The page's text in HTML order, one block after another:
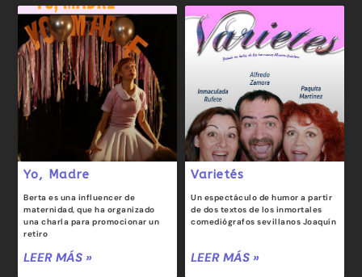
Yo, Madre
Berta es una influencer de
maternidad, que ha organizado
una charla para promocionar un
retiro
LEER MÁS »
Varietés
Un espectáculo de humor a partir
de dos textos de los inmortales
comediógrafos sevillanos Joaquín
LEER MÁS »